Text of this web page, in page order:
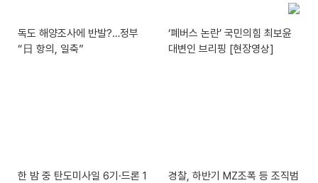
독도 해양조사에 반발?…정부
“日 항의, 일축”
‘폐버스 논란’ 국민의힘 최보윤
대변인 브리핑 [현장영상]
한 밤 중 탄도미사일 6기·드론 1
경찰, 하반기 MZ조폭 등 조직범